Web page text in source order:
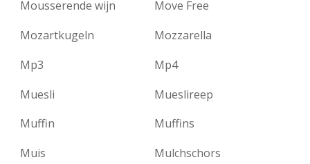
Mousserende wijn
Move Free
Mozartkugeln
Mozzarella
Mp3
Mp4
Muesli
Mueslireep
Muffin
Muffins
Muis
Mulchschors